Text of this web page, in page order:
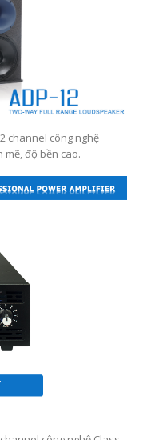
channel công nghệ
mẽ, độ bền cao.